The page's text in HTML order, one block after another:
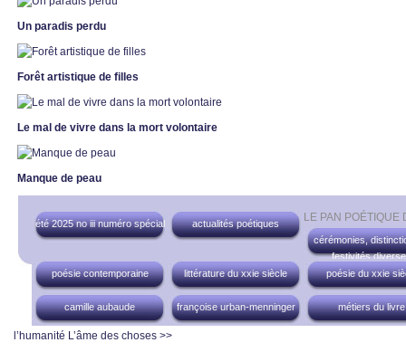
Un paradis perdu
Forêt artistique de filles
Le mal de vivre dans la mort volontaire
Manque de peau
LE PAN POÉTIQUE
été 2025 no iii numéro spécial
actualités poétiques
cérémonies,
festivités
poésie contemporaine
littérature du xxie siècle poésie du xxie
camille aubaude françoise urban-menninger métiers du livre
l’humanité L’âme des choses >>